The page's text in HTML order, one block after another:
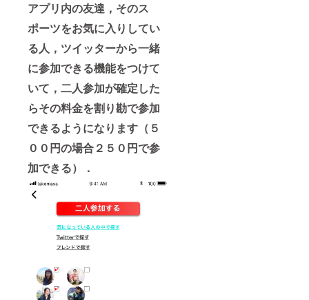
アプリ内の友達，そのス
ポーツをお気に入りしてい
る人，ツイッターから一緒
に参加できる機能をつけて
いて，二人参加が確定した
らその料金を割り勘で参加
できるようになります（５
００円の場合２５０円で参
加できる）．